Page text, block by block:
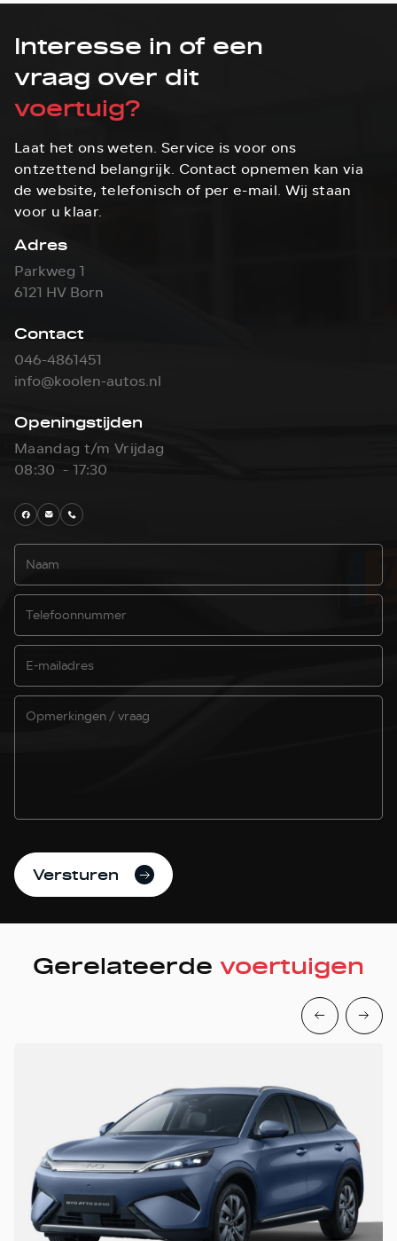
Interesse in of een
vraag over dit
voertuig?
Laat het ons weten. Service is voor ons
ontzettend belangrijk. Contact opnemen kan via
de website, telefonisch of per e-mail. Wij staan
voor u klaar.
Adres
Parkweg 1
6121 HV Born
Contact
046-4861451
info@koolen-autos.nl
Openingstijden
Maandag t/m Vrijdag
08:30 - 17:30
Versturen
Gerelateerde voertuigen